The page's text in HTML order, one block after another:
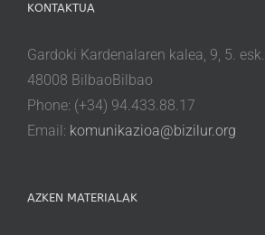
KONTAKTUA
Gardoki Kardenalaren kalea, 9, 5. esk.
48008 BilbaoBilbao
Phone: (+34) 94.433.88.17
Email: komunikazioa@bizilur.org
AZKEN MATERIALAK